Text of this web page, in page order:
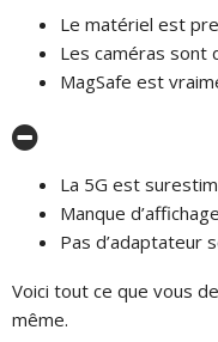
Le matériel est
Les caméras sont
MagSafe est
La 5G est
Manque
Pas d’adaptateur
Voici tout ce que vous
même.